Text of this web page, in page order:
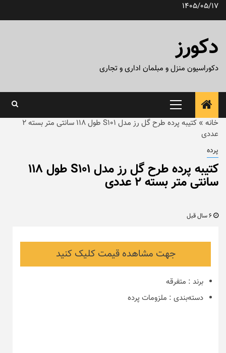
پرش1405/05/17
دکورز
دکوراسیون منزل و مبلمان اداری و تجاری
منوی
اصلی
خانه »
کتیبه پرده طرح گل رز مدل S101 طول ۱۱۸ سانتی متر بسته ۲
عددی
پرده
کتیبه پرده طرح گل رز مدل S101 طول ۱۱۸
سانتی متر بسته ۲ عددی
جهت مشاهده قیمت کلیک کنید
برند : متفرقه
دسته‌بندی : ملزومات پرده